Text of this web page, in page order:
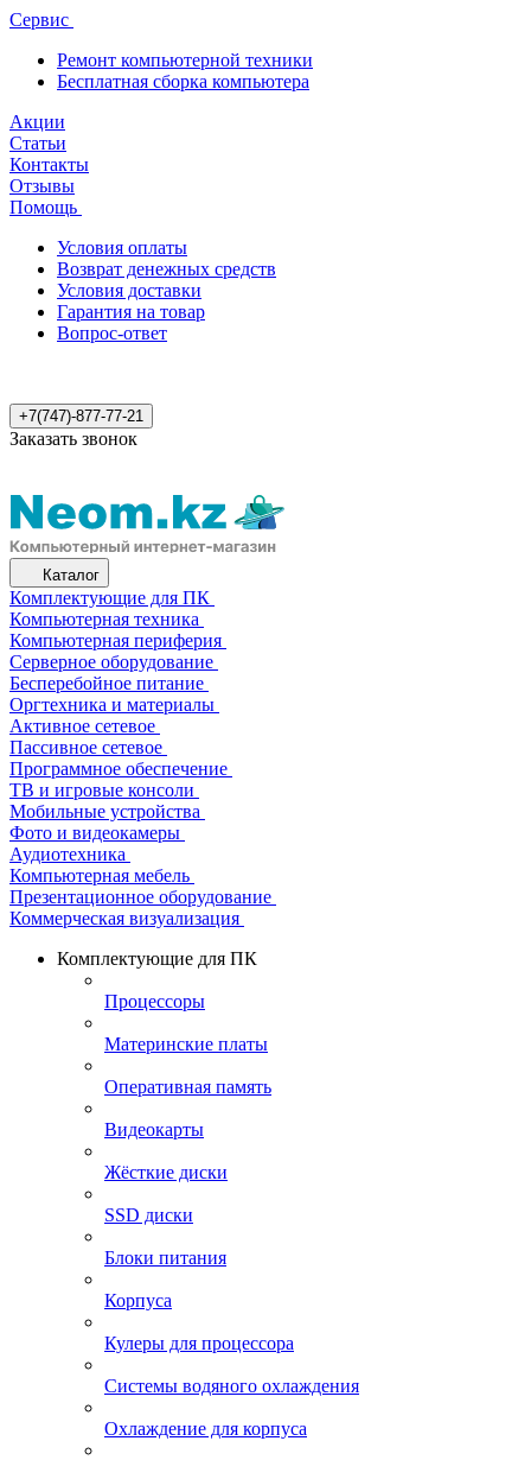
Сервис
Ремонт компьютерной техники
Бесплатная сборка компьютера
Акции
Статьи
Контакты
Отзывы
Помощь
Условия оплаты
Возврат денежных средств
Условия доставки
Гарантия на товар
Вопрос-ответ
+7(747)-877-77-21
Заказать звонок
Каталог
Комплектующие для ПК
Компьютерная техника
Компьютерная периферия
Серверное оборудование
Бесперебойное питание
Оргтехника и материалы
Активное сетевое
Пассивное сетевое
Программное обеспечение
ТВ и игровые консоли
Мобильные устройства
Фото и видеокамеры
Аудиотехника
Компьютерная мебель
Презентационное оборудование
Коммерческая визуализация
Комплектующие для ПК
Процессоры
Материнские платы
Оперативная память
Видеокарты
Жёсткие диски
SSD диски
Блоки питания
Корпуса
Кулеры для процессора
Системы водяного охлаждения
Охлаждение для корпуса